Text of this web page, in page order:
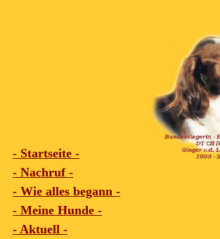
- Startseite -
- Nachruf -
- Wie alles begann -
- Meine Hunde -
- Aktuell -